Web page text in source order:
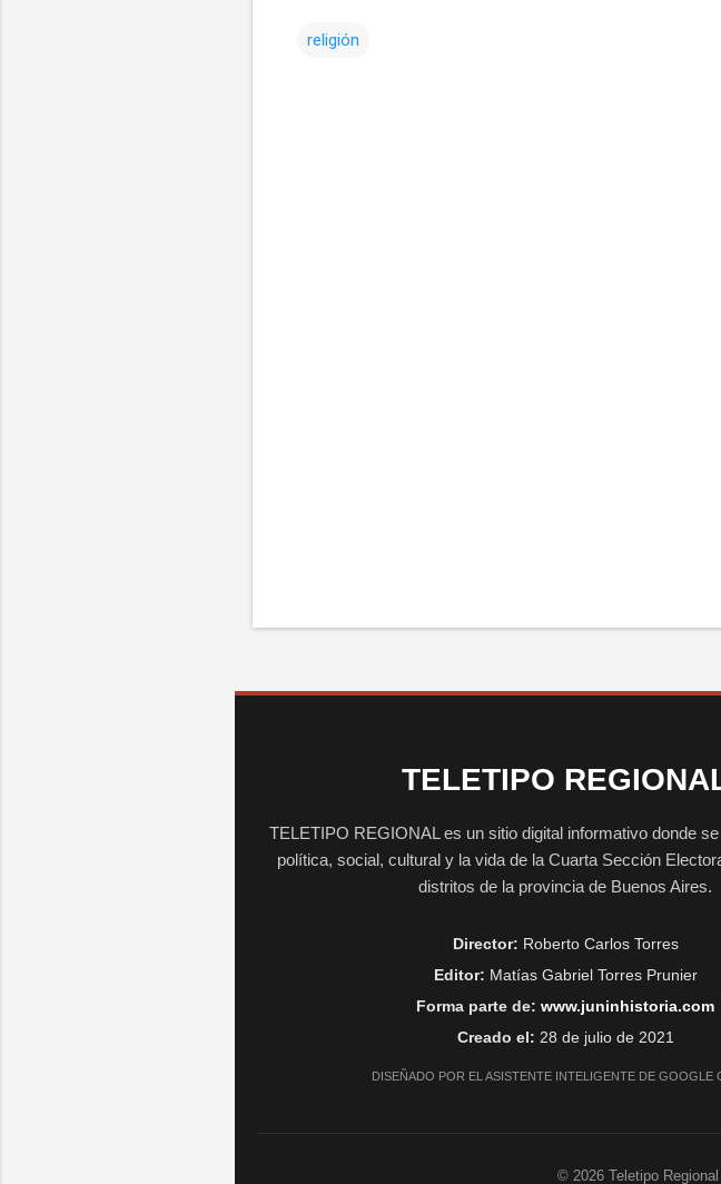
religión
TELETIPO
TELETIPO REGIONAL es un sitio digital informativo donde
política, social, cultural y la vida de la Cuarta Sección
distritos de la provincia de Buenos Aires.
Director: Roberto Carlos Torres
Editor: Matías Gabriel Torres Prunier
Forma parte de: www.juninhistoria.com
Creado el: 28 de julio de 2021
DISEÑADO POR EL ASISTENTE INTELIGENTE DE GOOGLE
© 2026 Teletipo